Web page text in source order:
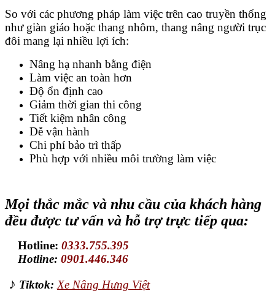
So với các phương pháp làm việc trên cao truyền thống
như giàn giáo hoặc thang nhôm, thang nâng người trục
đôi mang lại nhiều lợi ích:
Nâng hạ nhanh bằng điện
Làm việc an toàn hơn
Độ ổn định cao
Giảm thời gian thi công
Tiết kiệm nhân công
Dễ vận hành
Chi phí bảo trì thấp
Phù hợp với nhiều môi trường làm việc
Mọi thắc mắc và nhu cầu của khách hàng
đều được tư vấn và hỗ trợ trực tiếp qua:
Hotline:0333.755.395
Hotline:0901.446.346
♪ Tiktok:Xe Nâng Hưng Việt